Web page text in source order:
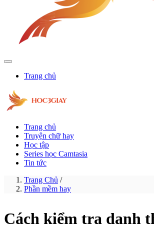
Trang chủ
Trang chủ
Truyện chữ hay
Học tập
Series học Camtasia
Tin tức
Trang Chủ /
Phần mềm hay
Cách kiểm tra danh